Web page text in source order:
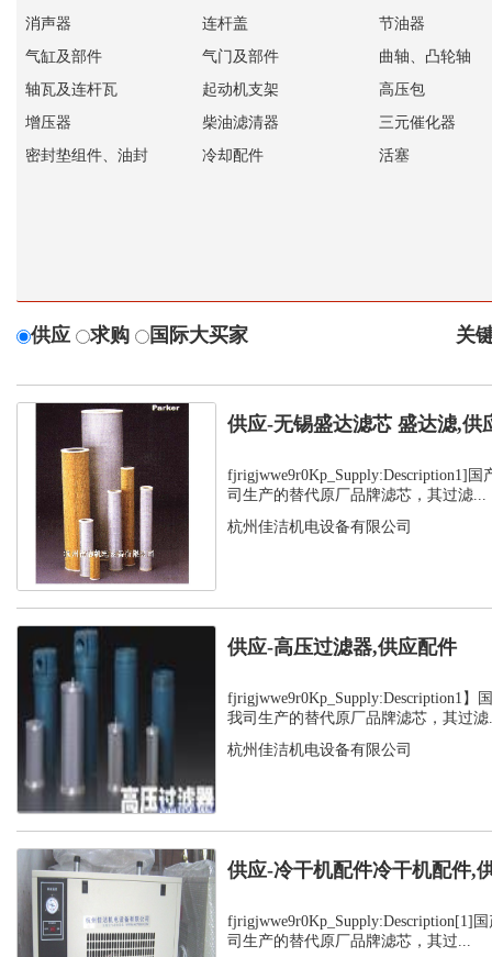
消声器
连杆盖
节油器
气缸及部件
气门及部件
曲轴、凸轮轴
轴瓦及连杆瓦
起动机支架
高压包
增压器
柴油滤清器
三元催化器
密封垫组件、油封
冷却配件 活塞
供应 求购 国际大买家 关
供应-无锡盛达滤芯 盛达滤,供
fjrigjwwe9r0Kp_Supply:Description1]国
司生产的替代原厂品牌滤芯，其过滤...
杭州佳洁机电设备有限公司
供应-高压过滤器,供应配件
fjrigjwwe9r0Kp_Supply:Description1】
我司生产的替代原厂品牌滤芯，其过滤
杭州佳洁机电设备有限公司
供应-冷干机配件冷干机配件,
fjrigjwwe9r0Kp_Supply:Description[1]
司生产的替代原厂品牌滤芯，其过...